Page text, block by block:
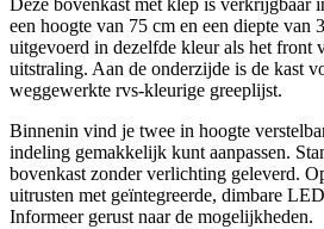
Deze bovenkast met klep is verkrijgbaar
een hoogte van 75 cm en een diepte van
uitgevoerd in dezelfde kleur als het front
uitstraling. Aan de onderzijde is de kast
weggewerkte rvs-kleurige greeplijst.
Binnenin vind je twee in hoogte
indeling gemakkelijk kunt aanpassen.
bovenkast zonder verlichting geleverd.
uitrusten met geïntegreerde, dimbare
Informeer gerust naar de mogelijkheden.